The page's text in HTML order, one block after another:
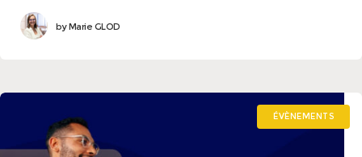
comptable. Grâce à
byMarie GLOD
ÉVÈNEMENTS